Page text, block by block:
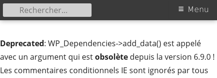
Deprecated: WP_Dependencies->add_data() est appelé
avec un argument qui estobsolète depuis la version 6.9.0 !
Les commentaires conditionnels IE sont ignorés par tous
Menu
Menu
Rechercher :